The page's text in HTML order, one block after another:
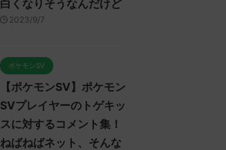
白くなりそうなんだけど
2023/9/7
ポケモンSV
【ポケモンSV】ポケモン
SVプレイヤーのトゲキッ
スに対するコメント集！
ねばねばネット、そんな